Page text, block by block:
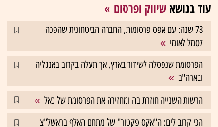
עוד בנושא שיווק ופרסום
78 שנה: עם אפס פרסומות, החברה הביטחונית שהפכה
לסמל לאומי
הפרסומת שנפסלה לשידור בארץ, אך תעלה בקרוב באנגליה
ובארה"ב
הרשות השנייה חוזרת בה ומחזירה את הפרסומת של כאל
הכי קרוב לים: ה"אקס פקטור" של מתחם האלף בראשל"צ